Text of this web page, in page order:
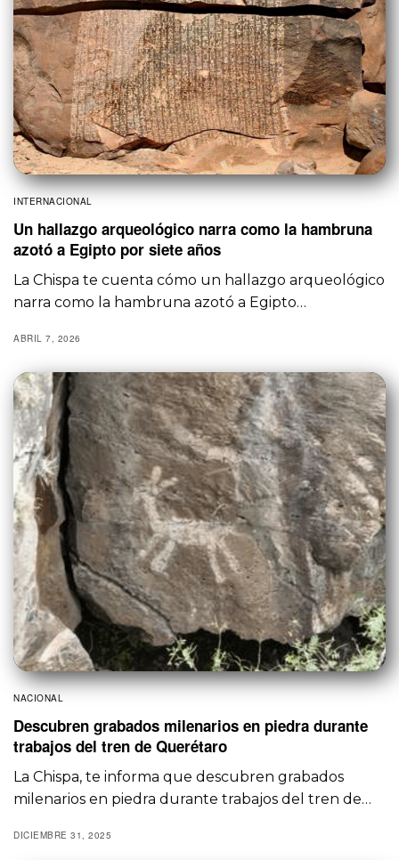
INTERNACIONAL
Un hallazgo arqueológico narra como la hambruna
azotó a Egipto por siete años
La Chispa te cuenta cómo un hallazgo arqueológico
narra como la hambruna azotó a Egipto…
ABRIL 7, 2026
NACIONAL
Descubren grabados milenarios en piedra durante
trabajos del tren de Querétaro
La Chispa, te informa que descubren grabados
milenarios en piedra durante trabajos del tren de…
DICIEMBRE 31, 2025